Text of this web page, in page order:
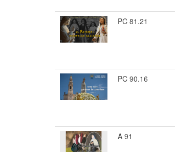
PC 81.21
PC 90.16
A 91